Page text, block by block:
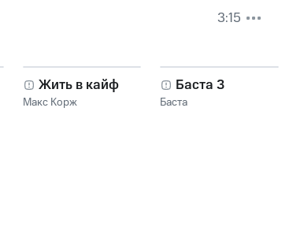
3:15
Жить в кайф
Макс Корж
Баста 3
Баста